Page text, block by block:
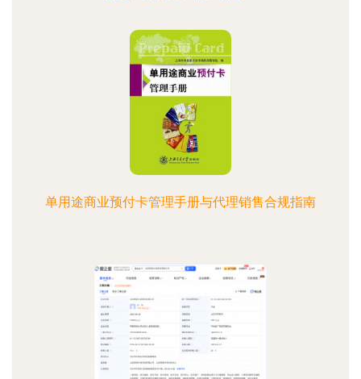
单用途商业预付卡管理手册与代理销售合规指南